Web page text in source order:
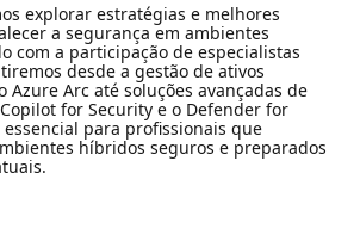
explorar estratégias e melhores
a segurança em ambientes
com a participação de especialistas
desde a gestão de ativos
Azure Arc até soluções avançadas de
for Security e o Defender for
essencial para profissionais que
híbridos seguros e preparados